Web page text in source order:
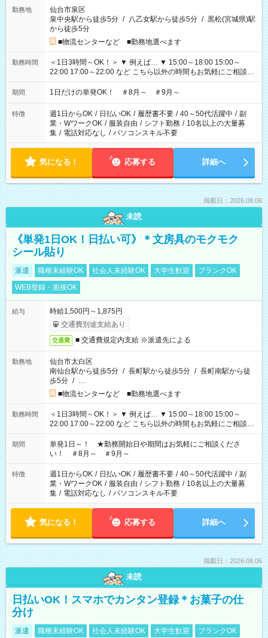
勤務地
仙台市泉区
泉中央駅から徒歩5分 / 八乙女駅から徒歩5分 / 黒松(宮城県)駅
から徒歩5分
■物流センターなど ■勤務地選べます
勤務時間
＜1日3時間～OK！＞ ▼ 例えば… ▼ 15:00～18:00 15:00～
22:00 17:00～22:00 など こちら以外の時間もお気軽にご相談く
ださい！
期間 1日だけの単発OK！ ＃8月～ ＃9月～
特徴 週1日からOK / 日払いOK / 履歴書不要 / 40～50代活躍中 / 副
業・WワークOK / 服装自由 / シフト勤務 / 10名以上の大量募
集 / 電話対応なし / パソコンスキル不要
気になる！ 応募する 詳細へ
掲載日：2026.08.06
未読
《単発1日OK！日払い可》＊文房具のモクモク
シール貼り
派遣 職種未経験OK 社会人未経験OK 大学生歓迎
ブランクOK
WEB登録・面接OK
給与
時給1,500円～1,875円
交通費別途支給あり
交通費 ■ 交通費規定内支給 ※派遣先による
勤務地
仙台市太白区
南仙台駅から徒歩5分 / 長町駅から徒歩5分 / 長町南駅から徒
歩5分 / …
■物流センターなど ■勤務地選べます
勤務時間
＜1日3時間～OK！＞ ▼ 例えば… ▼ 15:00～18:00 15:00～
22:00 17:00～22:00 など こちら以外の時間もお気軽にご相談く
ださい！
期間
単発1日～！ ★勤務開始日や期間はお気軽にご相談くださ
い！ ＃8月～ ＃9月～
特徴 週1日からOK / 日払いOK / 履歴書不要 / 40～50代活躍中 / 副
業・WワークOK / 服装自由 / シフト勤務 / 10名以上の大量募
集 / 電話対応なし / パソコンスキル不要
気になる！ 応募する 詳細へ
掲載日：2026.08.06
未読
日払いOK！スマホでカンタン登録＊お菓子の仕
分け
派遣 職種未経験OK 社会人未経験OK 大学生歓迎 ブランクOK